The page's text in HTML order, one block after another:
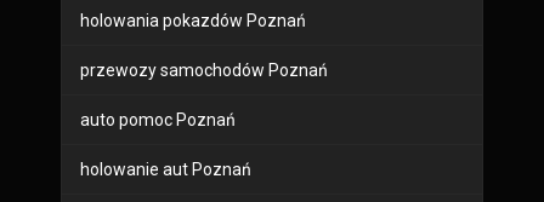
holowania pokazdów Poznań
przewozy samochodów Poznań
auto pomoc Poznań
holowanie aut Poznań